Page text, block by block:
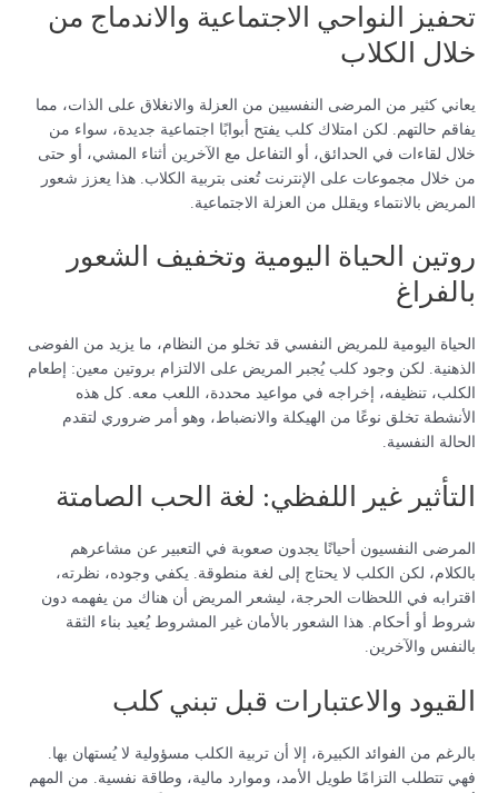
تحفيز النواحي الاجتماعية والاندماج من
خلال الكلاب
يعاني كثير من المرضى النفسيين من العزلة والانغلاق على الذات، مما
يفاقم حالتهم. لكن امتلاك كلب يفتح أبوابًا اجتماعية جديدة، سواء من
خلال لقاءات في الحدائق، أو التفاعل مع الآخرين أثناء المشي، أو حتى
من خلال مجموعات على الإنترنت تُعنى بتربية الكلاب. هذا يعزز شعور
المريض بالانتماء ويقلل من العزلة الاجتماعية.
روتين الحياة اليومية وتخفيف الشعور
بالفراغ
الحياة اليومية للمريض النفسي قد تخلو من النظام، ما يزيد من الفوضى
الذهنية. لكن وجود كلب يُجبر المريض على الالتزام بروتين معين: إطعام
الكلب، تنظيفه، إخراجه في مواعيد محددة، اللعب معه. كل هذه
الأنشطة تخلق نوعًا من الهيكلة والانضباط، وهو أمر ضروري لتقدم
الحالة النفسية.
التأثير غير اللفظي: لغة الحب الصامتة
المرضى النفسيون أحيانًا يجدون صعوبة في التعبير عن مشاعرهم
بالكلام، لكن الكلب لا يحتاج إلى لغة منطوقة. يكفي وجوده، نظرته،
اقترابه في اللحظات الحرجة، ليشعر المريض أن هناك من يفهمه دون
شروط أو أحكام. هذا الشعور بالأمان غير المشروط يُعيد بناء الثقة
بالنفس والآخرين.
القيود والاعتبارات قبل تبني كلب
بالرغم من الفوائد الكبيرة، إلا أن تربية الكلب مسؤولية لا يُستهان بها.
فهي تتطلب التزامًا طويل الأمد، وموارد مالية، وطاقة نفسية. من المهم